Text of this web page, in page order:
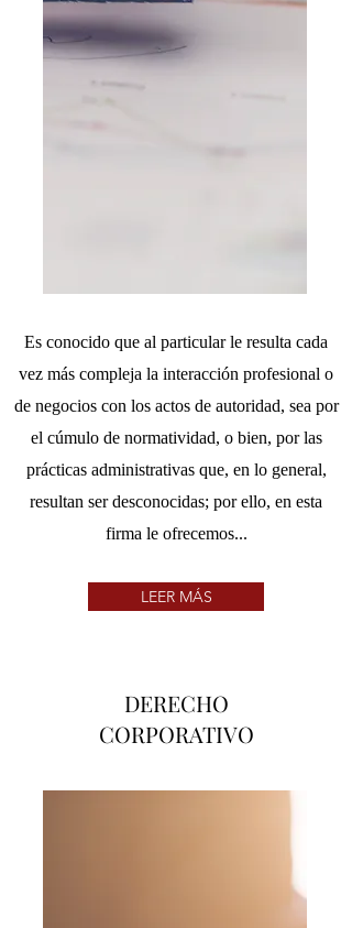
Es conocido que al particular le resulta cada
vez más compleja la interacción profesional o
de negocios con los actos de autoridad, sea por
el cúmulo de normatividad, o bien, por las
prácticas administrativas que, en lo general,
resultan ser desconocidas; por ello, en esta
firma le ofrecemos...
LEER MÁS
DERECHO
CORPORATIVO